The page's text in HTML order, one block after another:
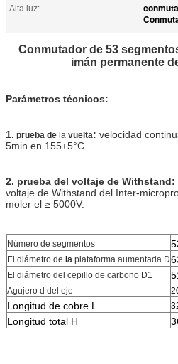
Alta luz:
Conmutador de 53
imán permanente
Parámetros técnicos:
1. prueba de la vuelta: velocidad
5min en 155±5°C.
2. prueba del voltaje de Withstand:
voltaje de Withstand del Inter-
moler el ≥ 5000V.
Número de segmentos
El diámetro de la plataforma aumentada D
El diámetro del cepillo de carbono D1
Agujero d del eje
Longitud de cobre L
Longitud total H